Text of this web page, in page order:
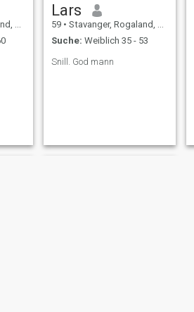
Lars
59 • Stavanger, Rogaland, Norwegen
Suche: Weiblich 35 - 53
Snill. God mann